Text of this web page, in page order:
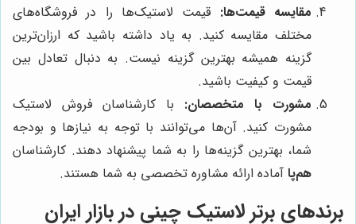
مقایسه قیمت‌ها: قیمت لاستیک‌ها را در فروشگاه‌های
مختلف مقایسه کنید. به یاد داشته باشید که ارزان‌ترین
گزینه همیشه بهترین گزینه نیست. به دنبال تعادل بین
قیمت و کیفیت باشید.
مشورت با متخصصان: با کارشناسان فروش لاستیک
مشورت کنید. آن‌ها می‌توانند با توجه به نیازها و بودجه
شما، بهترین گزینه‌ها را به شما پیشنهاد دهند. کارشناسان
هم‌پا آماده ارائه مشاوره تخصصی به شما هستند.
برندهای برتر لاستیک چینی در بازار ایران